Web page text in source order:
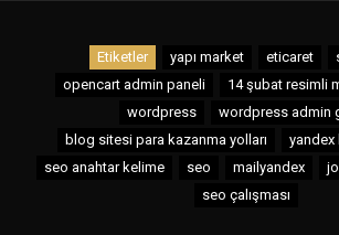
Etiketler yapı market eticaret
opencart admin paneli
14 şubat resimli
wordpress
wordpress admin
blog sitesi para kazanma yolları
yandex
seo anahtar kelime
seo mailyandex
seo çalışması